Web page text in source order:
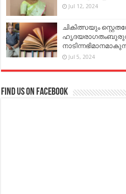
Jul 12, 2024
ചികിത്സയും
Jul 5, 2024
Find us on Facebook